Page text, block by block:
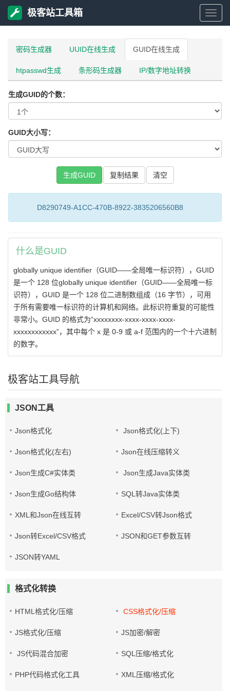
极
箱
极客站工具箱
密码生成器 UUID在线生成 GUID在线生成
htpasswd生成 条形码生成器 IP/数字地址转换
生成GUID的个数：
GUID大小写：
复制结果
D8290749-A1CC-470B-8922-3835206560B8
什么是GUID
globally unique identifier（GUID——全局唯一标识符），GUID
是一个 128 位globally unique identifier（GUID——全局唯一标
识符），GUID 是一个 128 位二进制数组成（16 字节），可用
于所有需要唯一标识符的计算机和网络。此标识符重复的可能性
非常小。GUID 的格式为“xxxxxxxx-xxxx-xxxx-xxxx-
xxxxxxxxxxxx”，其中每个 x 是 0-9 或 a-f 范围内的一个十六进制
的数字。
极客站工具导航
JSON工具
Json格式化 Json格式化(上下)
Json格式化(左右) Json在线压缩转义
Json生成C#实体类 Json生成Java实体类
Json生成Go结构体 SQL转Java实体类
XML和Json在线互转 Excel/CSV转Json格式
Json转Excel/CSV格式 JSON和GET参数互转
JSON转YAML
格式化转换
HTML格式化/压缩 CSS格式化/压缩
JS格式化/压缩 JS加密/解密
JS代码混合加密 SQL压缩/格式化
PHP代码格式化工具 XML压缩/格式化